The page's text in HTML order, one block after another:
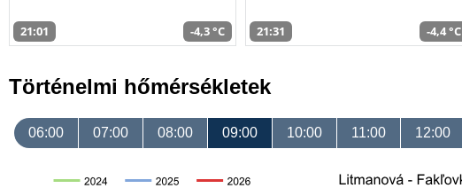
21:01 -4,3 °C 21:31 -4,4 °C
Történelmi hőmérsékletek
06:00 07:00 08:00 09:00 10:00 11:00 12:00